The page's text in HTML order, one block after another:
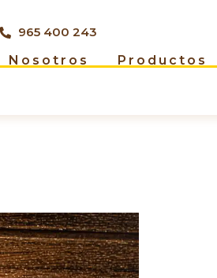
965 400 243
Nosotros Productos